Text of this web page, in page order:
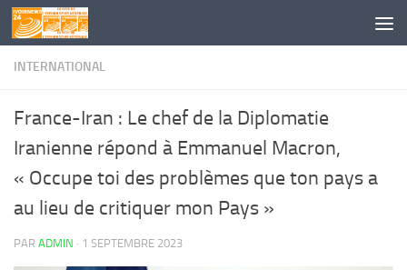
Skip to content
INTERNATIONAL
France-Iran : Le chef de la Diplomatie
Iranienne répond à Emmanuel Macron,
« Occupe toi des problèmes que ton pays a
au lieu de critiquer mon Pays »
PAR ADMIN · 1 SEPTEMBRE 2023